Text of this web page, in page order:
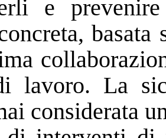
e
lavoro. La
considerata